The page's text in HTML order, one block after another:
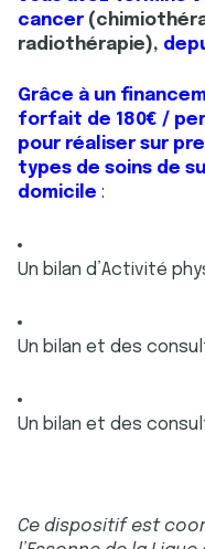
cancer
radiothérapie),
Grâce à un
forfait de 180€ /
pour réaliser sur
types de soins de
domicile :
Un bilan d’Activité
Un bilan et des
Un bilan et des
Ce dispositif est